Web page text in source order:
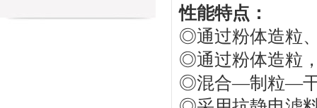
性能特点：
◎通过粉体造粒
◎通过粉体造粒
◎混合—制粒—干